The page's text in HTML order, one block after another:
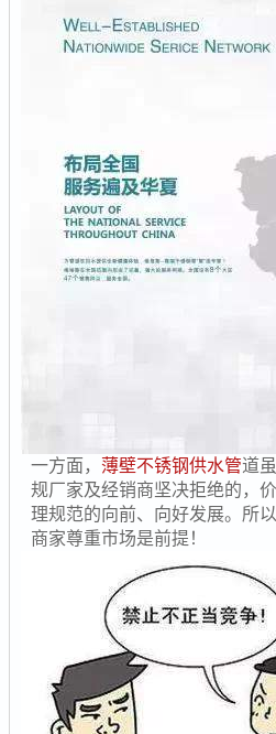
一方面，薄壁不锈钢供水管道
规厂家及经销商坚决拒绝的，
理规范的向前、向好发展。所
商家尊重市场是前提！